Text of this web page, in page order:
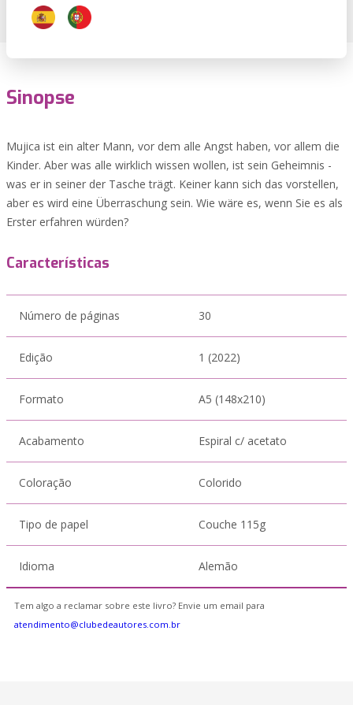
Sinopse
Mujica ist ein alter Mann, vor dem alle Angst haben, vor allem die
Kinder. Aber was alle wirklich wissen wollen, ist sein Geheimnis -
was er in seiner der Tasche trägt. Keiner kann sich das vorstellen,
aber es wird eine Überraschung sein. Wie wäre es, wenn Sie es als
Erster erfahren würden?
Características
Número de páginas 30
Edição 1 (2022)
Formato A5 (148x210)
Acabamento Espiral c/ acetato
Coloração Colorido
Tipo de papel Couche 115g
Idioma Alemão
Tem algo a reclamar sobre este livro? Envie um email para
atendimento@clubedeautores.com.br